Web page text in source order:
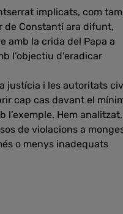
implicats, com
de Constantí ara difunt,
amb la crida del Papa a
l’objectiu d’eradicar
justícia i les autoritats
cap cas davant el
l’exemple. Hem analitzat,
de violacions a
o menys inadequats